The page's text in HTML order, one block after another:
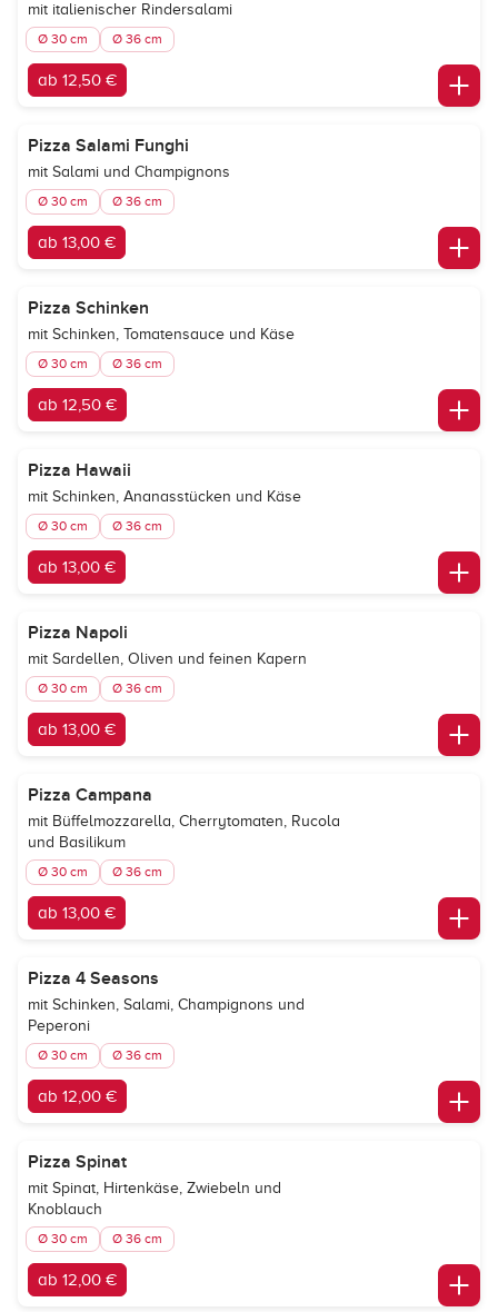
mit italienischer Rindersalami
Ø 30 cm Ø 36 cm
ab 12,50 €
Pizza Salami Funghi
mit Salami und Champignons
Ø 30 cm Ø 36 cm
ab 13,00 €
Pizza Schinken
mit Schinken, Tomatensauce und Käse
Ø 30 cm Ø 36 cm
ab 12,50 €
Pizza Hawaii
mit Schinken, Ananasstücken und Käse
Ø 30 cm Ø 36 cm
ab 13,00 €
Pizza Napoli
mit Sardellen, Oliven und feinen Kapern
Ø 30 cm Ø 36 cm
ab 13,00 €
Pizza Campana
mit Büffelmozzarella, Cherrytomaten, Rucola
und Basilikum
Ø 30 cm Ø 36 cm
ab 13,00 €
Pizza 4 Seasons
mit Schinken, Salami, Champignons und
Peperoni
Ø 30 cm Ø 36 cm
ab 12,00 €
Pizza Spinat
mit Spinat, Hirtenkäse, Zwiebeln und
Knoblauch
Ø 30 cm Ø 36 cm
ab 12,00 €